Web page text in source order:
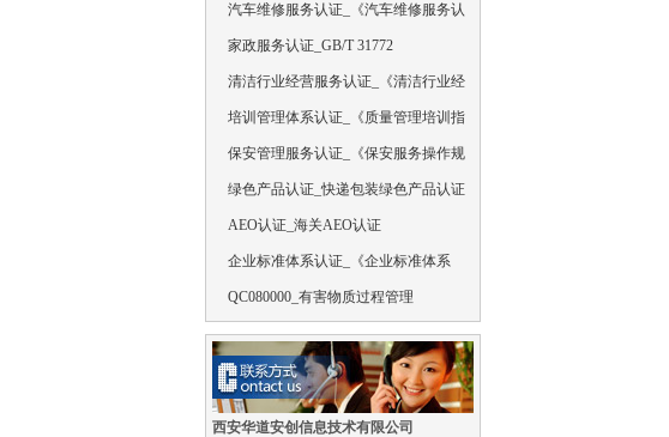
汽车维修服务认证_《汽车维修服务认
家政服务认证_GB/T 31772
清洁行业经营服务认证_《清洁行业经
培训管理体系认证_《质量管理培训指
保安管理服务认证_《保安服务操作规
绿色产品认证_快递包装绿色产品认证
AEO认证_海关AEO认证
企业标准体系认证_《企业标准体系
QC080000_有害物质过程管理
西安华道安创信息技术有限公司